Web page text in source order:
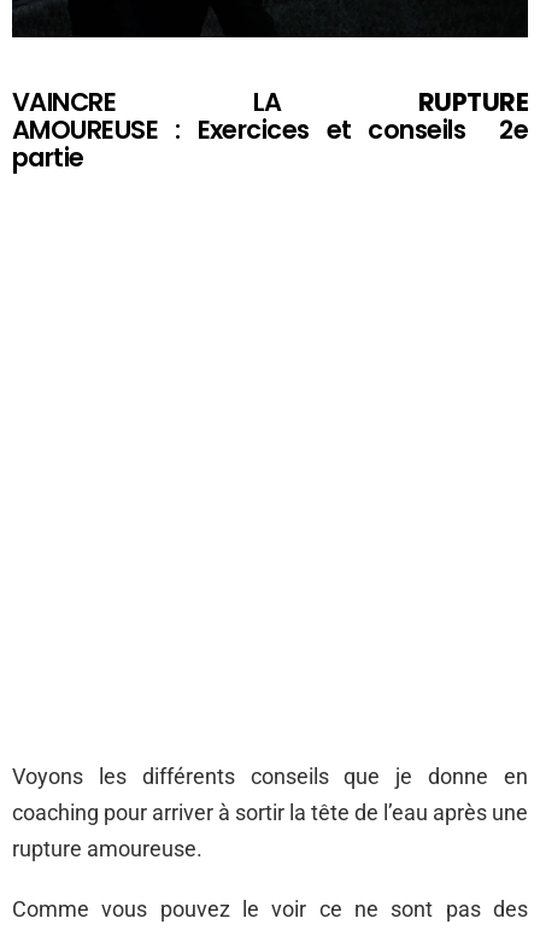
VAINCRE LA RUPTURE
AMOUREUSE : Exercices et conseils 2e
partie
Voyons les différents conseils que je donne en
coaching pour arriver à sortir la tête de l’eau après une
rupture amoureuse.
Comme vous pouvez le voir ce ne sont pas des